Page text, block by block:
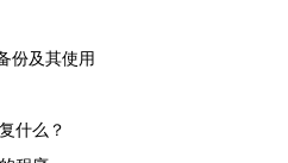
份及其使用
什么？